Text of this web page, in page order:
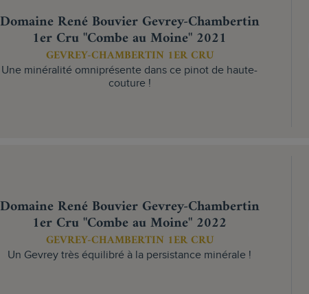
Domaine René Bouvier Gevrey-Chambertin
1er Cru "Combe au Moine" 2021
GEVREY-CHAMBERTIN 1ER CRU
Une minéralité omniprésente dans ce pinot de haute-
couture !
Domaine René Bouvier Gevrey-Chambertin
1er Cru "Combe au Moine" 2022
GEVREY-CHAMBERTIN 1ER CRU
Un Gevrey très équilibré à la persistance minérale !